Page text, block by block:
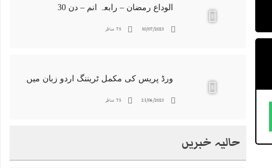
الوداع رمضان – رابعہ انم – دن 30
10/07/2023 75 مناظر
ورڈ پریس کی مکمل ٹریننگ اردو زبان میں
21/06/2023 75 مناظر
حالیہ خبریں